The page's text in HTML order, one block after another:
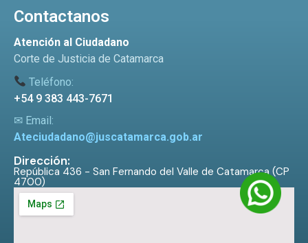
Contactanos
Atención al Ciudadano
Corte de Justicia de Catamarca
Teléfono:
+54 9 383 443-7671
✉ Email:
Ateciudadano@juscatamarca.gob.ar
Dirección:
República 436 - San Fernando del Valle de Catamarca (CP
4700)